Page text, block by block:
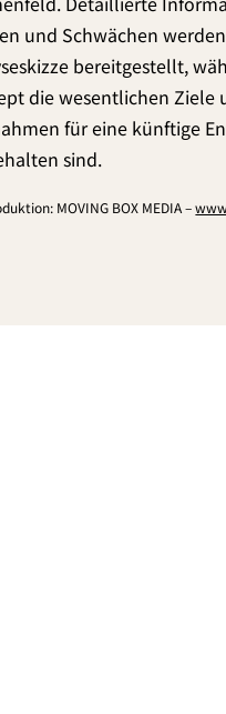
und Schwächen
bereit­ge­stellt,
die wesent­li­chen Ziele
für eine künftige
sind.
MOVING BOX MEDIA –